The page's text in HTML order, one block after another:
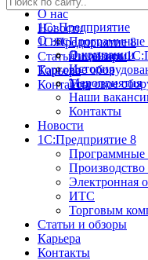
О нас
Новости
1С:Предприятие 8
Статьи и обзоры
Карьера
Контакты
1С: Предприятие
Программные
Лицензии
Торговое
Торговое
О нас
О компании
История
Мероприятия
Наши
Контакты
Новости
1С:Предприятие 8
Программные
Электронная
ИТС
Торговым
Статьи и обзоры
Карьера
Контакты